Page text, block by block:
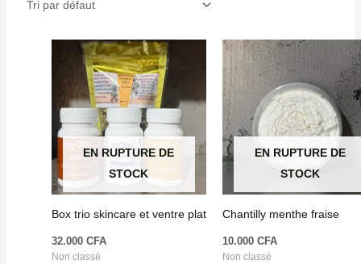
EN RUPTURE DE
STOCK
Box trio skincare et ventre plat
32.000 CFA
Non classé
EN RUPTURE DE
STOCK
Chantilly menthe fraise
10.000 CFA
Non classé